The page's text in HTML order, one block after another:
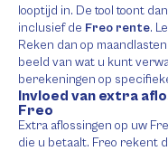
looptijd in. De tool toont
inclusief de Freo rente.
Reken dan op
beeld van wat u kunt
berekeningen op
Invloed van extra
Freo
Extra aflossingen op uw
die u betaalt. Freo rekent